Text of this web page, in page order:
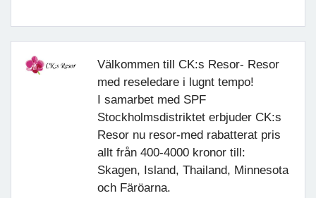
Välkommen till CK:s Resor- Resor
med reseledare i lugnt tempo!
I samarbet med SPF
Stockholmsdistriktet erbjuder CK:s
Resor nu resor-med rabatterat pris
allt från 400-4000 kronor till:
Skagen, Island, Thailand, Minnesota
och Färöarna.